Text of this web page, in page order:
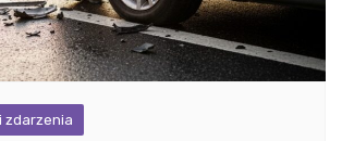
zdarzenia